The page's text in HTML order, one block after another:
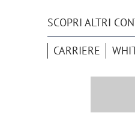
SCOPRI ALTRI
CARRIERE